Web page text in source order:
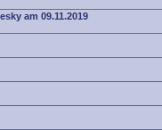
am 09.11.2019